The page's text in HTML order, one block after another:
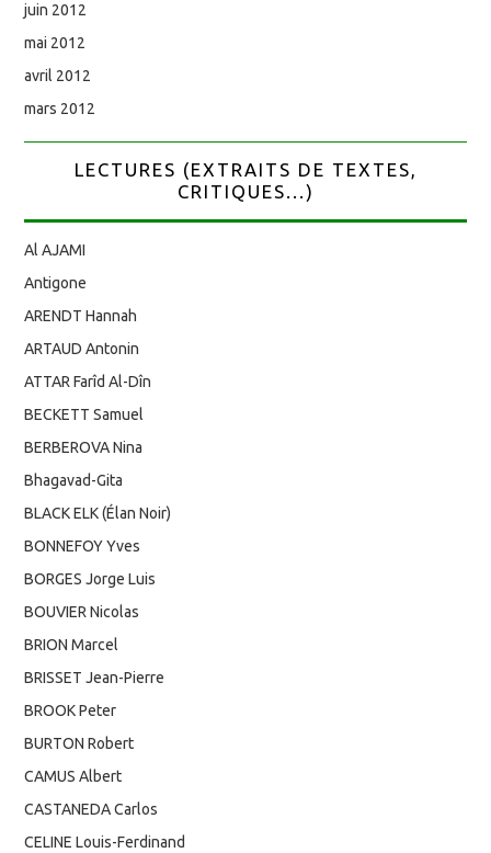
juin 2012
mai 2012
avril 2012
mars 2012
LECTURES (EXTRAITS DE TEXTES,
CRITIQUES...)
Al AJAMI
Antigone
ARENDT Hannah
ARTAUD Antonin
ATTAR Farîd Al-Dîn
BECKETT Samuel
BERBEROVA Nina
Bhagavad-Gita
BLACK ELK (Élan Noir)
BONNEFOY Yves
BORGES Jorge Luis
BOUVIER Nicolas
BRION Marcel
BRISSET Jean-Pierre
BROOK Peter
BURTON Robert
CAMUS Albert
CASTANEDA Carlos
CELINE Louis-Ferdinand